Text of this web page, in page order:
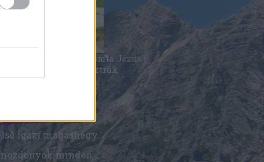
majdnem lenyomta Jézust.
eljárás az osztrák
Az első igazi magashegység a srácokkal, és egy kicsi Salzkammergut